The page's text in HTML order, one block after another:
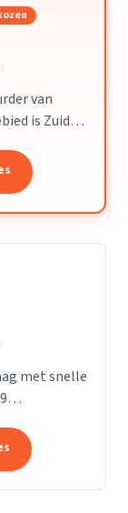
van
is Zuid-
met snelle